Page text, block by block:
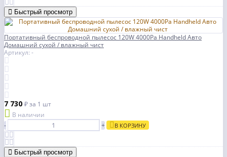
Быстрый просмотр
Портативный беспроводной пылесос 120W 4000Pa Handheld Авто
Домашний сухой / влажный чист
Артикул: -
7 730 ₽за 1 шт
В наличии
-
+ В КОРЗИНУ
Быстрый просмотр